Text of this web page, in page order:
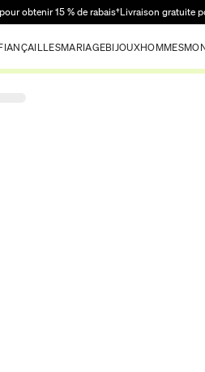
obtenir 15 % de rabais†Livraison gratuite
MARIAGEBIJOUXHOMMES